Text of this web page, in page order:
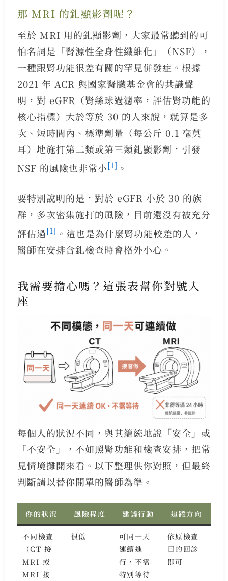
那 MRI 的釓顯影劑呢？
至於 MRI 用的釓顯影劑，大家最常聽到的可
怕名詞是「腎源性全身性纖維化」（NSF），
一種跟腎功能很差有關的罕見併發症。根據
2021 年 ACR 與國家腎臟基金會的共識聲
明，對 eGFR（腎絲球過濾率，評估腎功能的
核心指標）大於等於 30 的人來說，就算是多
次、短時間內、標準劑量（每公斤 0.1 毫莫
耳）地施打第二類或第三類釓顯影劑，引發
NSF 的風險也非常小[1] 。
要特別說明的是，對於 eGFR 小於 30 的族
群，多次密集施打的風險，目前還沒有被充分
評估過[1] 。這也是為什麼腎功能較差的人，
醫師在安排含釓檢查時會格外小心。
我需要擔心嗎？這張表幫你對號入
座
每個人的狀況不同，與其籠統地說「安全」或
「不安全」，不如照腎功能和檢查安排，把常
見情境攤開來看。以下整理供你對照，但最終
判斷請以替你開單的醫師為準。
你的狀況 風險程度 建議行動 追蹤方向
不同檢查
（CT 接
MRI 或
MRI 接
很低
可同一天
連續進
行，不需
特別等待
依原檢查
目的回診
即可